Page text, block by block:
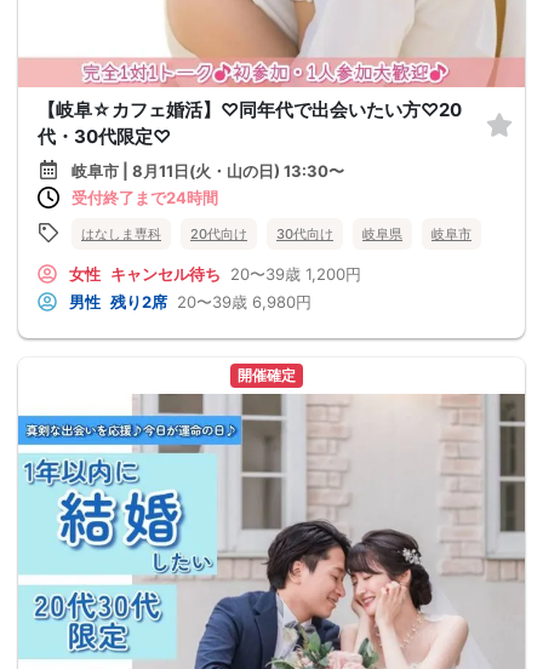
【岐阜☆カフェ婚活】♡同年代で出会いたい方♡20
代・30代限定♡
岐阜市 | 8月11日(火・山の日) 13:30〜
受付終了まで24時間
はなしま専科 20代向け 30代向け 岐阜県 岐阜市
女性 キャンセル待ち 20〜39歳 1,200円
男性 残り2席 20〜39歳 6,980円
開催確定